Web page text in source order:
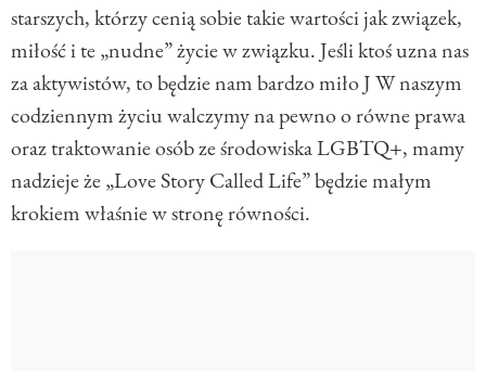
starszych, którzy cenią sobie takie wartości jak związek,
miłość i te „nudne” życie w związku. Jeśli ktoś uzna nas
za aktywistów, to będzie nam bardzo miło J W naszym
codziennym życiu walczymy na pewno o równe prawa
oraz traktowanie osób ze środowiska LGBTQ+, mamy
nadzieje że „Love Story Called Life” będzie małym
krokiem właśnie w stronę równości.